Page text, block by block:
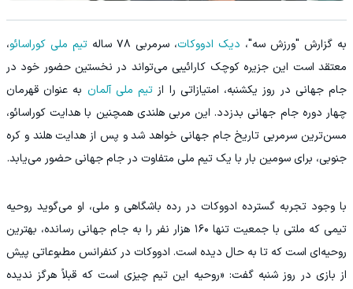
به گزارش "ورزش سه"، دیک ادووکات، سرمربی ۷۸ ساله تیم ملی کوراسائو،
معتقد است این جزیره کوچک کارائیبی می‌تواند در نخستین حضور خود در
جام جهانی در روز یکشنبه، امتیازاتی را از تیم ملی آلمان به عنوان قهرمان
چهار دوره جام جهانی بدزدد. این مربی هلندی همچنین با هدایت کوراسائو،
مسن‌ترین سرمربی تاریخ جام جهانی خواهد شد و پس از هدایت هلند و کره
جنوبی، برای سومین بار با یک تیم ملی متفاوت در جام جهانی حضور می‌یابد.
با وجود تجربه گسترده ادووکات در رده باشگاهی و ملی، او می‌گوید روحیه
تیمی که ملتی با جمعیت تنها ۱۶۰ هزار نفر را به جام جهانی رسانده، بهترین
روحیه‌ای است که تا به حال دیده است. ادووکات در کنفرانس مطبوعاتی پیش
از بازی در روز شنبه گفت: «روحیه این تیم چیزی است که قبلاً هرگز ندیده